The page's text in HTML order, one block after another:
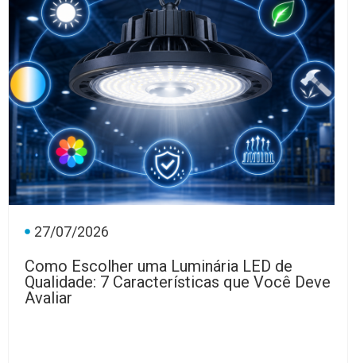
27/07/2026
Como Escolher uma Luminária LED de
Qualidade: 7 Características que Você Deve
Avaliar